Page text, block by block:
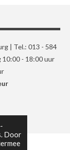
Door
| Tel.: 013 - 584
- 18:00 uur